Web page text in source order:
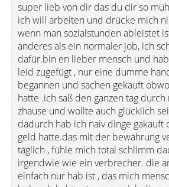
super lieb von dir das du dir so
ich will arbeiten und drücke mich
wenn man sozialstunden ableistet
anderes als ein normaler job, ich
dafür.bin en lieber mensch und
leid zugefügt , nur eine dumme
begannen und sachen gekauft
hatte .ich saß den ganzen tag durch
zhause und wollte auch glücklich
dadurch hab ich naiv dinge gakauft
geld hatte.das mit der bewährung
täglich , fühle mich total schlimm
irgendwie wie ein verbrecher. die
einfach nur hab ist , das mich